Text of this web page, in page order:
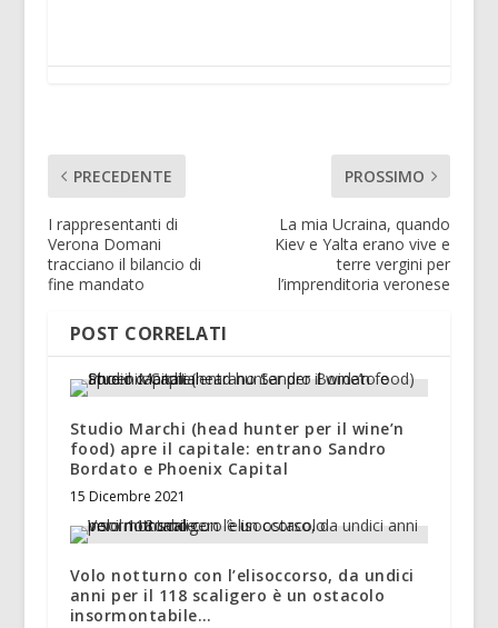
PRECEDENTE
I rappresentanti di
Verona Domani
tracciano il bilancio di
fine mandato
PROSSIMO
La mia Ucraina, quando
Kiev e Yalta erano vive e
terre vergini per
l’imprenditoria veronese
POST CORRELATI
Studio Marchi (head hunter per il wine’n
food) apre il capitale: entrano Sandro
Bordato e Phoenix Capital
15 Dicembre 2021
Volo notturno con l’elisoccorso, da undici
anni per il 118 scaligero è un ostacolo
insormontabile…